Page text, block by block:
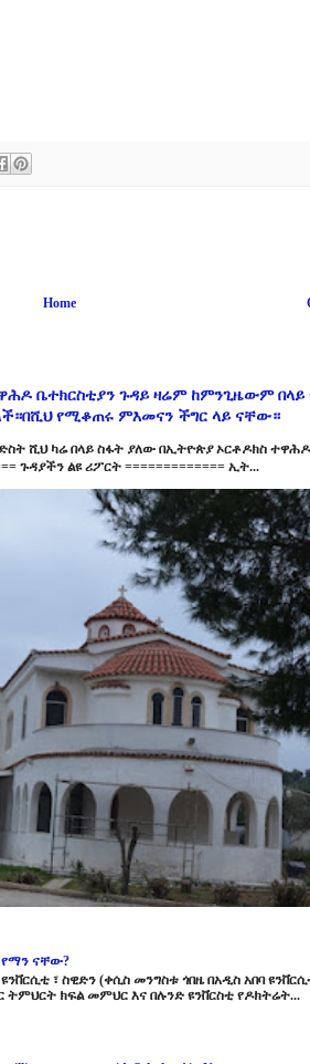
Home
ቤተክርስቲያን ጉዳይ ዛሬም ከምንጊዜውም በላይ
የሚቆጠሩ ምእመናን ችግር ላይ ናቸው።
ሺህ ካሬ በላይ ስፋት ያለው በኢትዮጵያ ኦርቶዶክስ ተዋሕዶ
ጉዳያችን ልዩ ሪፖርት ============= ኢት...
የማን ናቸው?
፣ ስዊድን (ቀሲስ መንግስቱ ጎበዜ በአዲስ አበባ
ትምህርት ክፍል መምህር እና በሉንድ ዩንቨርስቲ የዶክትሬት...